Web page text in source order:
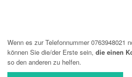
Wenn es zur Telefonnummer 0763948021
können Sie die/der Erste sein, die einen
so den anderen zu helfen.